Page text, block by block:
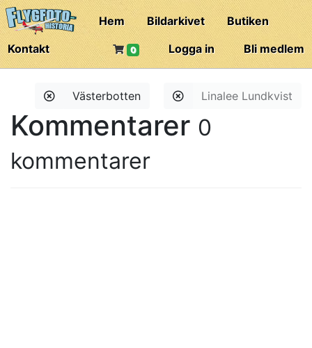
Hem Bildarkivet
Butiken
Kontakt
Bli medlem
Logga in
0
Linalee Lundkvist
Västerbotten
Kommentarer 0
kommentarer